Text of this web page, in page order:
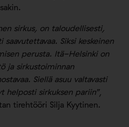
sirkus, on taloudellisesti,
saavutettavaa. Siksi keskeinen
perusta. Itä-Helsinki on
ja sirkustoiminnan
Siellä asuu valtavasti
helposti sirkuksen pariin”,
tirehtööri Silja Kyytinen.